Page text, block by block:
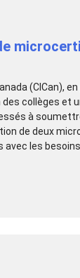
(CICan),
collèges et
à
de deux
les